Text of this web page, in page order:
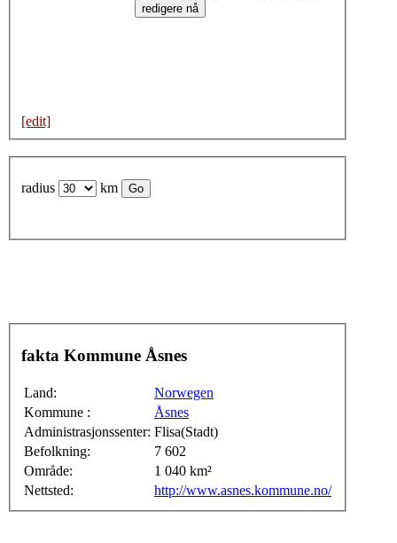
[edit]
radius km
fakta Kommune Åsnes
Land:
Norwegen
Kommune :
Åsnes
Administrasjonssenter: Flisa(Stadt)
Befolkning:
7 602
Område:
1 040 km²
Nettsted:
http://www.asnes.kommune.no/